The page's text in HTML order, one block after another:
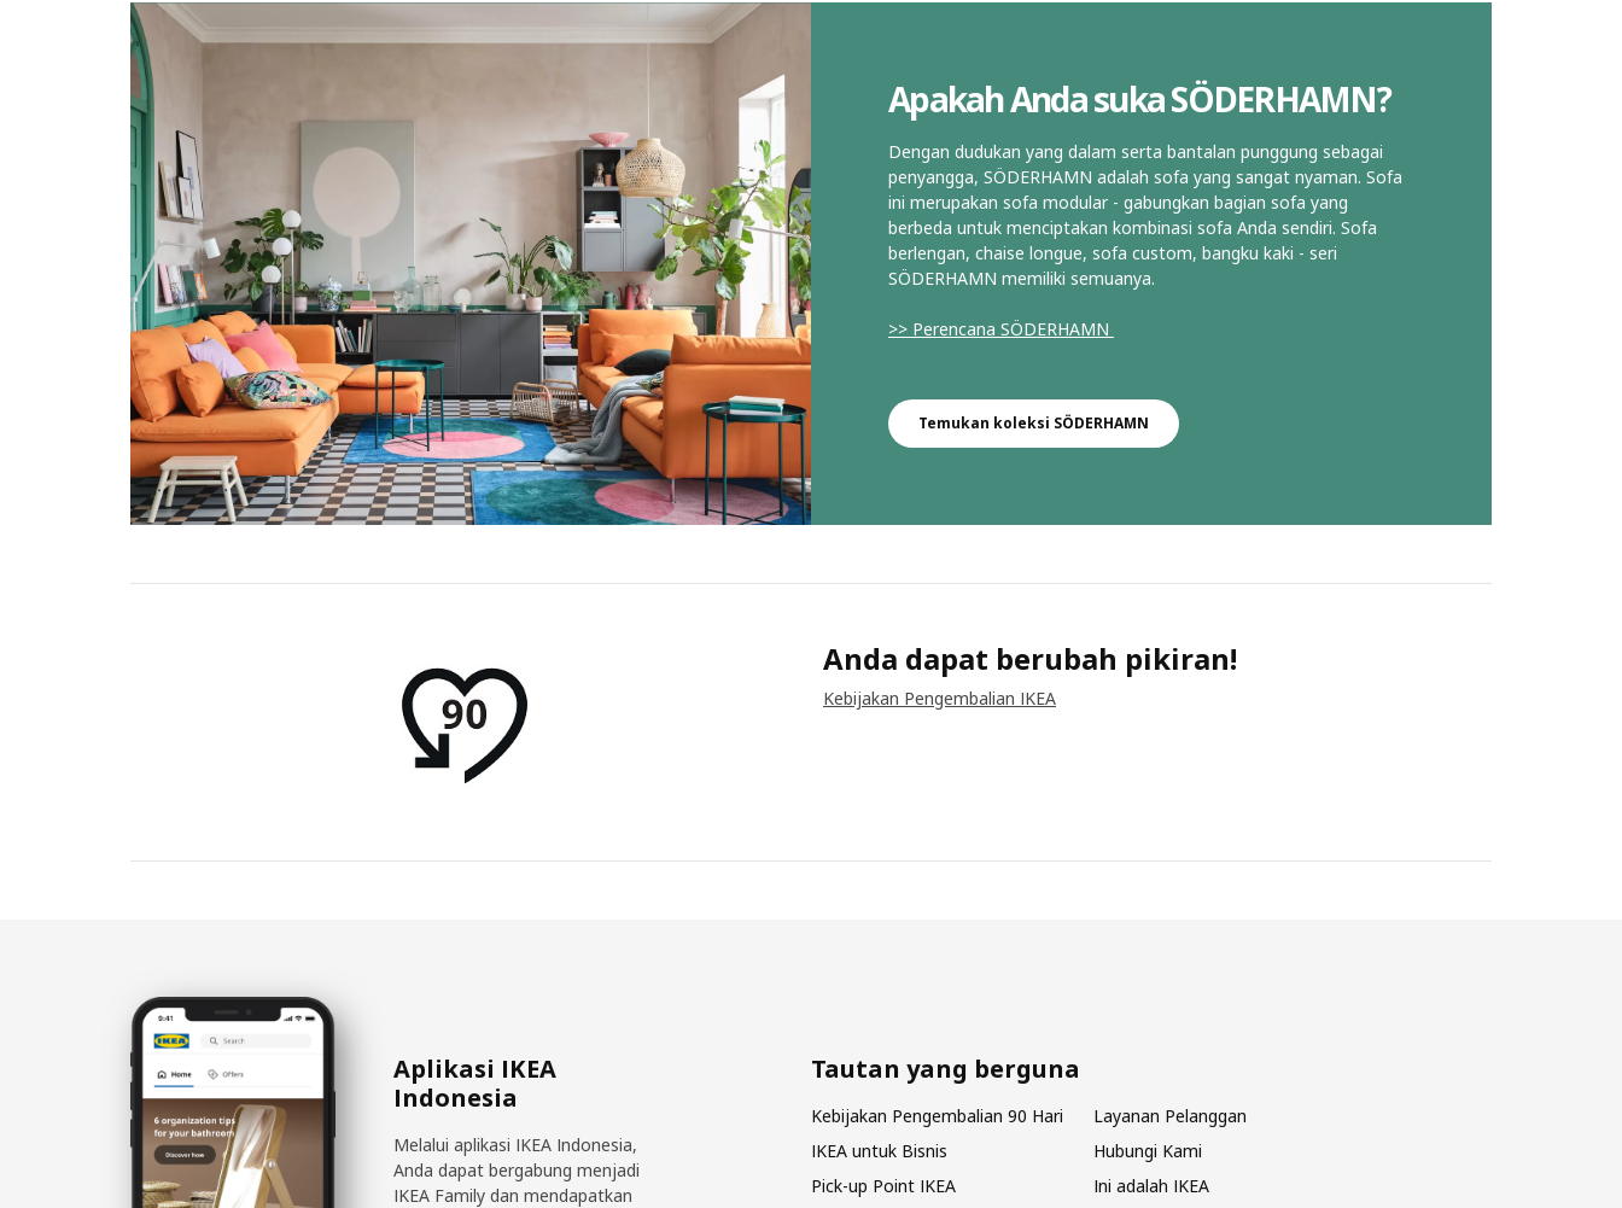
Apakah Anda suka SÖDERHAMN?
Dengan dudukan yang dalam serta bantalan punggung sebagai
penyangga, SÖDERHAMN adalah sofa yang sangat nyaman. Sofa
ini merupakan sofa modular - gabungkan bagian sofa yang
berbeda untuk menciptakan kombinasi sofa Anda sendiri. Sofa
berlengan, chaise longue, sofa custom, bangku kaki - seri
SÖDERHAMN memiliki semuanya.
>> Perencana SÖDERHAMN
Temukan koleksi SÖDERHAMN
Anda dapat berubah pikiran!
Kebijakan Pengembalian IKEA
Aplikasi IKEA
Indonesia
Melalui aplikasi IKEA Indonesia,
Anda dapat bergabung menjadi
IKEA Family dan mendapatkan
Tautan yang berguna
Kebijakan Pengembalian 90 Hari
Layanan Pelanggan
IKEA untuk Bisnis
Hubungi Kami
Pick-up Point IKEA
Ini adalah IKEA